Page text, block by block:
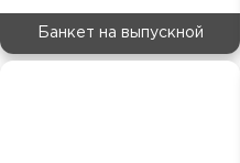
Банкет на выпускной